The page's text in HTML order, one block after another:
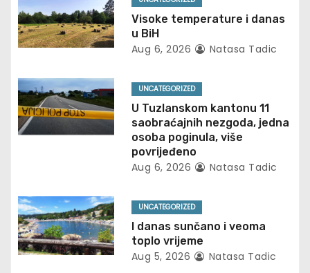
v
i
g
a
t
o
n
Visoke temperature i danas
u BiH
Aug 6, 2026 Natasa Tadic
UNCATEGORIZED
U Tuzlanskom kantonu 11
saobraćajnih nezgoda, jedna
osoba poginula, više
povrijeđeno
Aug 6, 2026 Natasa Tadic
UNCATEGORIZED
I danas sunčano i veoma
toplo vrijeme
Aug 5, 2026 Natasa Tadic